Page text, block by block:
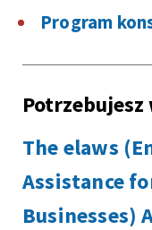
Program
The elaws
Assistance
Businesses)